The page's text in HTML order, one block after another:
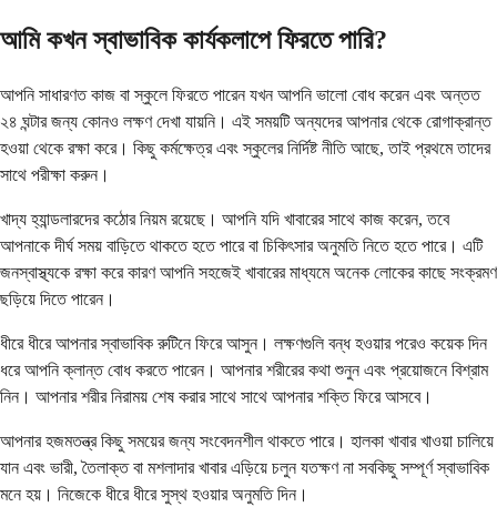
আমি কখন স্বাভাবিক কার্যকলাপে ফিরতে পারি?
আপনি সাধারণত কাজ বা স্কুলে ফিরতে পারেন যখন আপনি ভালো বোধ করেন এবং অন্তত
২৪ ঘন্টার জন্য কোনও লক্ষণ দেখা যায়নি। এই সময়টি অন্যদের আপনার থেকে রোগাক্রান্ত
হওয়া থেকে রক্ষা করে। কিছু কর্মক্ষেত্র এবং স্কুলের নির্দিষ্ট নীতি আছে, তাই প্রথমে তাদের
সাথে পরীক্ষা করুন।
খাদ্য হ্যান্ডলারদের কঠোর নিয়ম রয়েছে। আপনি যদি খাবারের সাথে কাজ করেন, তবে
আপনাকে দীর্ঘ সময় বাড়িতে থাকতে হতে পারে বা চিকিৎসার অনুমতি নিতে হতে পারে। এটি
জনস্বাস্থ্যকে রক্ষা করে কারণ আপনি সহজেই খাবারের মাধ্যমে অনেক লোকের কাছে সংক্রমণ
ছড়িয়ে দিতে পারেন।
ধীরে ধীরে আপনার স্বাভাবিক রুটিনে ফিরে আসুন। লক্ষণগুলি বন্ধ হওয়ার পরেও কয়েক দিন
ধরে আপনি ক্লান্ত বোধ করতে পারেন। আপনার শরীরের কথা শুনুন এবং প্রয়োজনে বিশ্রাম
নিন। আপনার শরীর নিরাময় শেষ করার সাথে সাথে আপনার শক্তি ফিরে আসবে।
আপনার হজমতন্ত্র কিছু সময়ের জন্য সংবেদনশীল থাকতে পারে। হালকা খাবার খাওয়া চালিয়ে
যান এবং ভারী, তৈলাক্ত বা মশলাদার খাবার এড়িয়ে চলুন যতক্ষণ না সবকিছু সম্পূর্ণ স্বাভাবিক
মনে হয়। নিজেকে ধীরে ধীরে সুস্থ হওয়ার অনুমতি দিন।